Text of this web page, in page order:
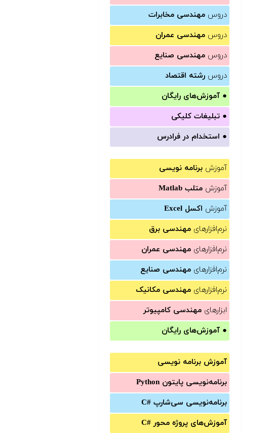
دروس مهندسی مخابرات
دروس مهندسی عمران
دروس مهندسی صنایع
دروس رشته اقتصاد
● آموزش‌های رایگان
● تبلیغات کلیکی
● استخدام در فرادرس
آموزش برنامه نویسی
آموزش متلب Matlab
آموزش اکسل Excel
نرم‌افزارهای مهندسی برق
نرم‌افزارهای مهندسی عمران
نرم‌افزارهای مهندسی صنایع
نرم‌افزارهای مهندسی مکانیک
ابزارهای مهندسی کامپیوتر
● آموزش‌های رایگان
آموزش برنامه نویسی
برنامه‌نویسی پایتون Python
برنامه‌‌نویسی سی‌شارپ C#‎
آموزش‌های پروژه محور #C